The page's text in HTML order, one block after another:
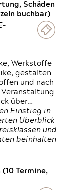
Schäden
buchbar)
Werkstoffe
gestalten
und nach
Veranstaltung
über…
Einstieg in
Überblick
und
beinhalten
Termine,